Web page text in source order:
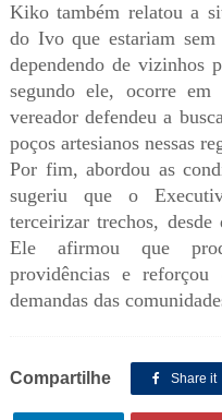
Kiko também relatou a
do Ivo que estariam sem
dependendo de vizinhos
segundo ele, ocorre
vereador defendeu a
poços artesianos nessas
Por fim, abordou as
sugeriu que o
terceirizar trechos, desde
Ele afirmou que
providências e
demandas das
Compartilhe Share it